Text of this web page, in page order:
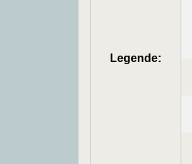
Legende: